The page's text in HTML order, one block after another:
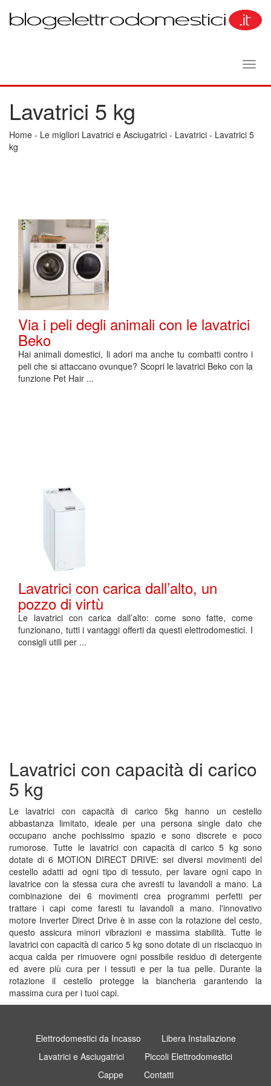
Lavatrici 5 kg
Home - Le migliori Lavatrici e Asciugatrici - Lavatrici - Lavatrici 5
kg
Via i peli degli animali con le lavatrici
Beko
Hai animali domestici, li adori ma anche tu combatti contro i
peli che si attaccano ovunque? Scopri le lavatrici Beko con la
funzione Pet Hair ...
Lavatrici con carica dall’alto, un
pozzo di virtù
Le lavatrici con carica dall’alto: come sono fatte, come
funzionano, tutti i vantaggi offerti da questi elettrodomestici. I
consigli utili per ...
Lavatrici con capacità di carico
5 kg
Le lavatrici con capacità di carico 5kg hanno un cestello
abbastanza limitato, ideale per una persona single dato che
occupano anche pochissimo spazio e sono discrete e poco
rumorose. Tutte le lavatrici con capacità di carico 5 kg sono
dotate di 6 MOTION DIRECT DRIVE: sei diversi movimenti del
cestello adatti ad ogni tipo di tessuto, per lavare ogni capo in
lavatrice con la stessa cura che avresti tu lavandoli a mano. La
combinazione dei 6 movimenti crea programmi perfetti per
trattare i capi come faresti tu lavandoli a mano. l'innovativo
motore Inverter Direct Drive è in asse con la rotazione del cesto,
questo assicura minori vibrazioni e massima stabilità. Tutte le
lavatrici con capacità di carico 5 kg sono dotate di un risciacquo in
acqua calda per rimuovere ogni possibile residuo di detergente
ed avere più cura per i tessuti e per la tua pelle. Durante la
rotazione il cestello protegge la biancheria garantendo la
massima cura per i tuoi capi.
Elettrodomestici da Incasso
Libera Installazione
Lavatrici e Asciugatrici
Piccoli Elettrodomestici
Cappe
Contatti